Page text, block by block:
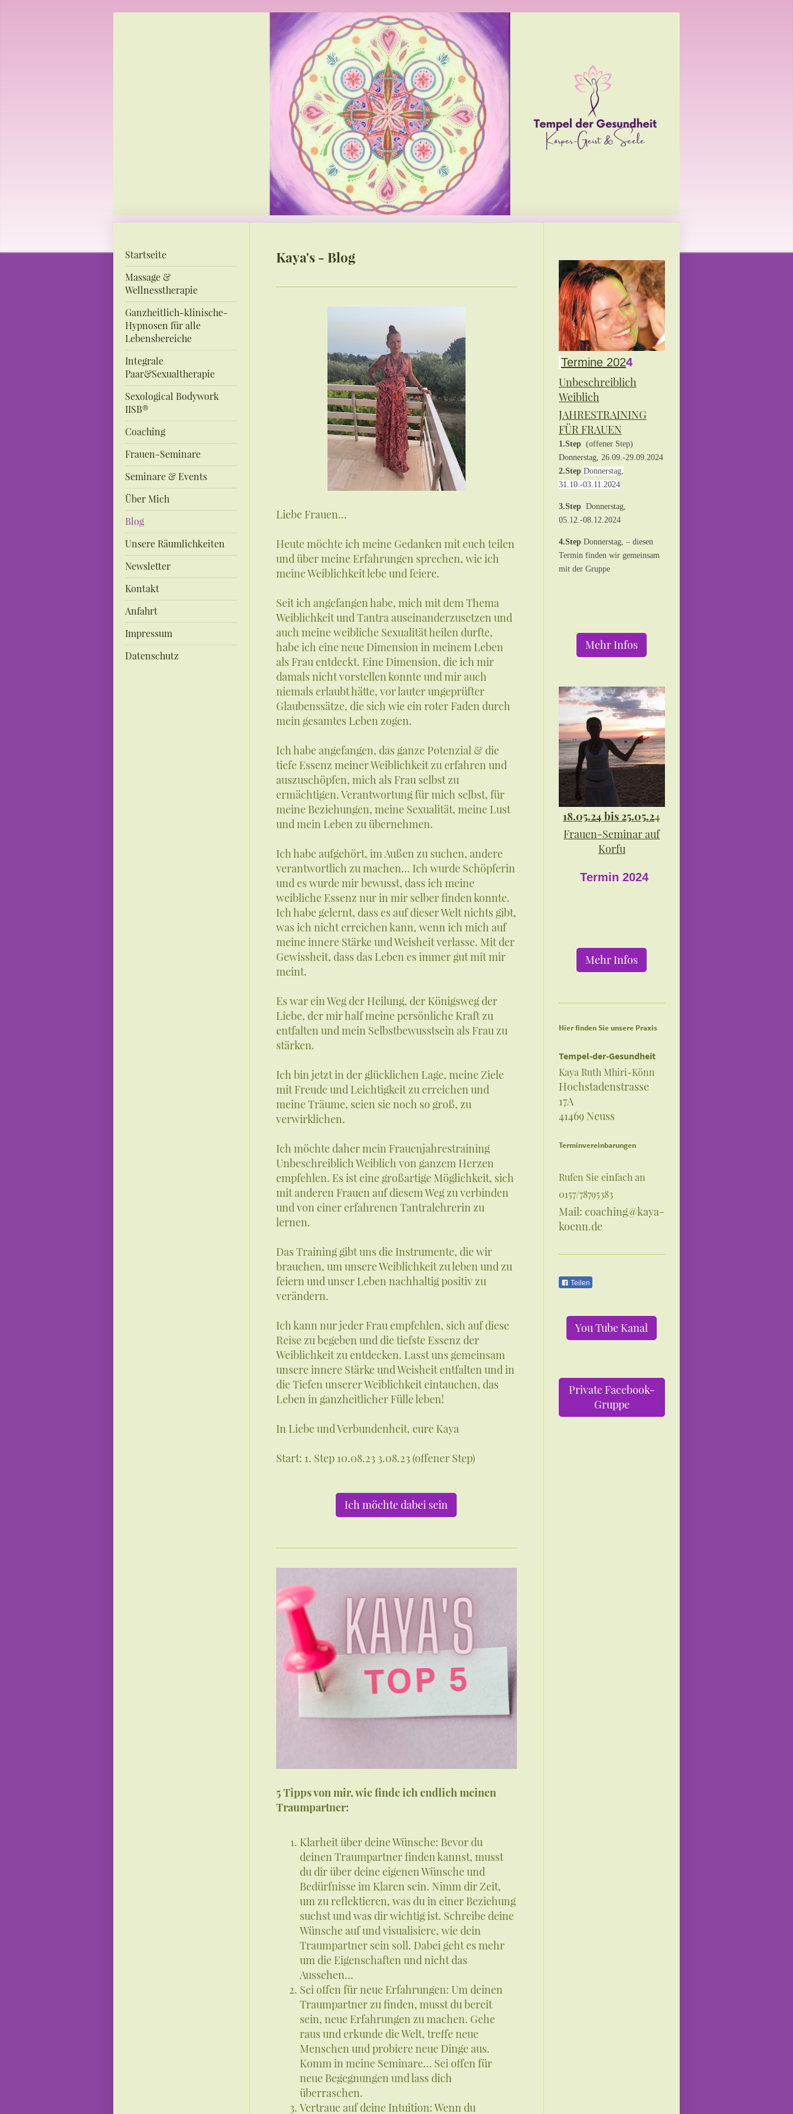
Startseite
Massage &
Wellnesstherapie
Ganzheitlich-klinische-
Hypnosen für alle
Lebensbereiche
Integrale
Paar&Sexualtherapie
Sexological Bodywork
IISB®
Coaching
Frauen-Seminare
Seminare & Events
Über Mich
Blog
Unsere Räumlichkeiten
Newsletter
Kontakt
Anfahrt
Impressum
Datenschutz
Kaya's - Blog
Liebe Frauen...
Heute möchte ich meine Gedanken mit euch teilen
und über meine Erfahrungen sprechen, wie ich
meine Weiblichkeit lebe und feiere.
Seit ich angefangen habe, mich mit dem Thema
Weiblichkeit und Tantra auseinanderzusetzen und
auch meine weibliche Sexualität heilen durfte,
habe ich eine neue Dimension in meinem Leben
als Frau entdeckt. Eine Dimension, die ich mir
damals nicht vorstellen konnte und mir auch
niemals erlaubt hätte, vor lauter ungeprüfter
Glaubenssätze, die sich wie ein roter Faden durch
mein gesamtes Leben zogen.
Ich habe angefangen, das ganze Potenzial & die
tiefe Essenz meiner Weiblichkeit zu erfahren und
auszuschöpfen, mich als Frau selbst zu
ermächtigen. Verantwortung für mich selbst, für
meine Beziehungen, meine Sexualität, meine Lust
und mein Leben zu übernehmen.
Ich habe aufgehört, im Außen zu suchen, andere
verantwortlich zu machen... Ich wurde Schöpferin
und es wurde mir bewusst, dass ich meine
weibliche Essenz nur in mir selber finden konnte.
Ich habe gelernt, dass es auf dieser Welt nichts gibt,
was ich nicht erreichen kann, wenn ich mich auf
meine innere Stärke und Weisheit verlasse. Mit der
Gewissheit, dass das Leben es immer gut mit mir
meint.
Es war ein Weg der Heilung, der Königsweg der
Liebe, der mir half meine persönliche Kraft zu
entfalten und mein Selbstbewusstsein als Frau zu
stärken.
Ich bin jetzt in der glücklichen Lage, meine Ziele
mit Freude und Leichtigkeit zu erreichen und
meine Träume, seien sie noch so groß, zu
verwirklichen.
Ich möchte daher mein Frauenjahrestraining
Unbeschreiblich Weiblich von ganzem Herzen
empfehlen. Es ist eine großartige Möglichkeit, sich
mit anderen Frauen auf diesem Weg zu verbinden
und von einer erfahrenen Tantralehrerin zu
lernen.
Das Training gibt uns die Instrumente, die wir
brauchen, um unsere Weiblichkeit zu leben und zu
feiern und unser Leben nachhaltig positiv zu
verändern.
Ich kann nur jeder Frau empfehlen, sich auf diese
Reise zu begeben und die tiefste Essenz der
Weiblichkeit zu entdecken. Lasst uns gemeinsam
unsere innere Stärke und Weisheit entfalten und in
die Tiefen unserer Weiblichkeit eintauchen, das
Leben in ganzheitlicher Fülle leben!
In Liebe und Verbundenheit, eure Kaya
Start: 1. Step 10.08.23 3.08.23 (offener Step)
Ich möchte dabei sein
5 Tipps von mir, wie finde ich endlich meinen
Traumpartner:
Klarheit über deine Wünsche: Bevor du
deinen Traumpartner finden kannst, musst
du dir über deine eigenen Wünsche und
Bedürfnisse im Klaren sein. Nimm dir Zeit,
um zu reflektieren, was du in einer Beziehung
suchst und was dir wichtig ist. Schreibe deine
Wünsche auf und visualisiere, wie dein
Traumpartner sein soll. Dabei geht es mehr
um die Eigenschaften und nicht das
Aussehen…
Sei offen für neue Erfahrungen: Um deinen
Traumpartner zu finden, musst du bereit
sein, neue Erfahrungen zu machen. Gehe
raus und erkunde die Welt, treffe neue
Menschen und probiere neue Dinge aus.
Komm in meine Seminare… Sei offen für
neue Begegnungen und lass dich
überraschen.
Vertraue auf deine Intuition: Wenn du
Termine 2024
Unbeschreiblich
Weiblich
JAHRESTRAINING
FÜR FRAUEN
1.Step(offener Step)
Donnerstag, 26.09.-29.09.2024
2.Step Donnerstag,
31.10.-03.11.2024
3.StepDonnerstag,
05.12.-08.12.2024
4.StepDonnerstag, – diesen
Termin finden wir gemeinsam
mit der Gruppe
Mehr Infos
18.05.24 bis 25.05.24
Frauen-Seminar auf
Korfu
Termin 2024
Mehr Infos
Hier finden Sie unsere Praxis
Tempel-der-Gesundheit
Kaya Ruth Mhiri-Könn
Hochstadenstrasse
17A
41469 Neuss
Terminvereinbarungen
Rufen Sie einfach an
0157/78795383
Mail: coaching@kaya-
koenn.de
Teilen
You Tube Kanal
Private Facebook-
Gruppe